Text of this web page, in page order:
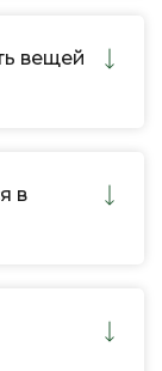
вещей
в